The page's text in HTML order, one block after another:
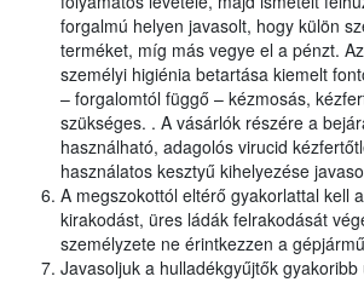
forgalmú helyen javasolt, hogy külön
terméket, míg más vegye el a pénzt.
személyi higiénia betartása kiemelt
– forgalomtól függő – kézmosás,
szükséges. . A vásárlók részére a
használható, adagolós virucid
használatos kesztyű kihelyezése
A megszokottól eltérő gyakorlattal kell
kirakodást, üres ládák felrakodását
személyzete ne érintkezzen a
Javasoljuk a hulladékgyűjtők gyakoribb